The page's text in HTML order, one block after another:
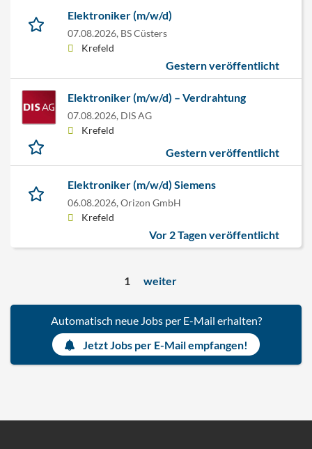
Elektroniker (m/w/d)
07.08.2026, BS Cüsters
Krefeld
Gestern veröffentlicht
Elektroniker (m/w/d) – Verdrahtung
07.08.2026, DIS AG
Krefeld
Gestern veröffentlicht
Elektroniker (m/w/d) Siemens
06.08.2026, Orizon GmbH
Krefeld
Vor 2 Tagen veröffentlicht
1 weiter
Automatisch neue Jobs per E-Mail erhalten?
Jetzt Jobs per E-Mail empfangen!